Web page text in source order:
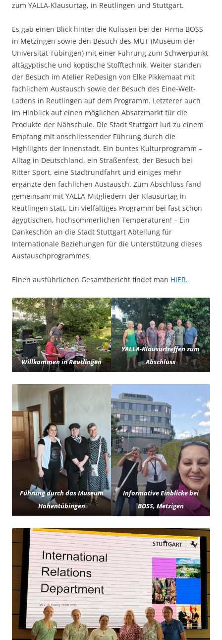
zum YALLA-Klausurtag, in Reutlingen und Stuttgart.
Es gab einen Blick hinter die Kulissen bei der Firma BOSS
in Metzingen sowie den Besuch des MUT (Museum der
Universität Tübingen) mit einer Führung zum Schwerpunkt
altägyptische und koptische Stofftechnik. Weiter standen
der Besuch im Atelier ReDesign von Elke Pikkemaat mit
fachlichem Austausch sowie der Besuch des Eine-Welt-
Ladens in Reutlingen auf dem Programm. Letzterer auch
im Hinblick auf einen möglichen Absatzmarkt für die
Produkte der Nähschule. Die Stadt Stuttgart lud zu einem
Empfang mit anschliessender Führung durch die
Highliights der Innenstadt. Ein buntes Kulturprogramm –
Alltag in Deutschland, ein Straßenfest, der Besuch bei
Ritter Sport, eine Stadtrundfahrt und einiges mehr
ergänzte den fachlichen Austausch. Zum Abschluss fand
gemeinsam mit YALLA-Mitgliedern der Klausurtag in
Reutlingen statt. Ein vielfältiges Programm bei fast schon
ägyptischen, hochsommerlichen Temperaturen! – Ein
Dankeschön an die Stadt Stuttgart Abteilung für
Internationale Beziehungen für die Unterstützung dieses
Austauschprogrammes.
Einen ausführlichen Gesamtbericht findet man HIER.
Willkommen in Reutlingen
YALLA-Klausurtreffen zum
Abschluss
Führung durch das Museum
Hohentübingen
Informative Einblicke bei
BOSS, Metzigen